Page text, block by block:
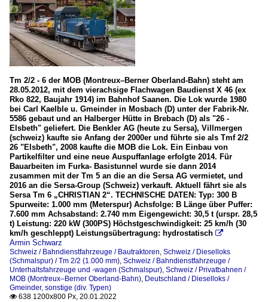
Tm 2/2 - 6 der MOB (Montreux–Berner Oberland-Bahn) steht am
28.05.2012, mit dem vierachsige Flachwagen Baudienst X 46 (ex
Rko 822, Baujahr 1914) im Bahnhof Saanen. Die Lok wurde 1980
bei Carl Kaelble u. Gmeinder in Mosbach (D) unter der Fabrik-Nr.
5586 gebaut und an Halberger Hütte in Brebach (D) als "26 -
Elsbeth" geliefert. Die Benkler AG (heute zu Sersa), Villmergen
(schweiz) kaufte sie Anfang der 2000er und führte sie als Tmf 2/2
26 "Elsbeth", 2008 kaufte die MOB die Lok. Ein Einbau von
Partikelfilter und eine neue Auspuffanlage erfolgte 2014. Für
Bauarbeiten im Furka- Basistunnel wurde sie dann 2014
zusammen mit der Tm 5 an die an die Sersa AG vermietet, und
2016 an die Sersa-Group (Schweiz) verkauft. Aktuell fährt sie als
Sersa Tm 6 „CHRISTIAN 2“. TECHNISCHE DATEN: Typ: 300 B
Spurweite: 1.000 mm (Meterspur) Achsfolge: B Länge über Puffer:
7.600 mm Achsabstand: 2.740 mm Eigengewicht: 30,5 t (urspr. 28,5
t) Leistung: 220 kW (300PS) Höchstgeschwindigkeit: 25 km/h (30
km/h geschleppt) Leistungsübertragung: hydrostatisch 
Armin Schwarz
Schweiz / Bahndienstfahrzeuge / Bautraktoren, Schweiz / Dieselloks
(Schmalspur) / Tm 2/2 (1.000 mm), Schweiz / Bahndienstfahrzeuge /
Unterhaltsfahrzeuge und -wagen (Schmalspur), Schweiz / Privatbahnen /
MOB (Montreux–Berner Oberland-Bahn), Deutschland / Dieselloks /
Gmeinder, sonstige (div. Typen)
 638 1200x800 Px, 20.01.2022